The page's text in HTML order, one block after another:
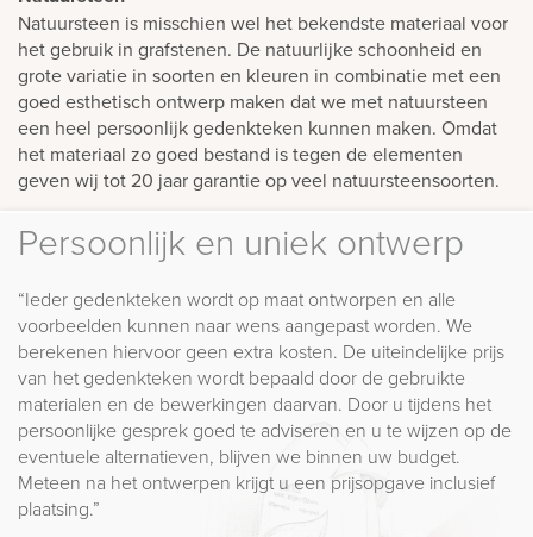
Natuursteen is misschien wel het bekendste materiaal voor
het gebruik in grafstenen. De natuurlijke schoonheid en
grote variatie in soorten en kleuren in combinatie met een
goed esthetisch ontwerp maken dat we met natuursteen
een heel persoonlijk gedenkteken kunnen maken. Omdat
het materiaal zo goed bestand is tegen de elementen
geven wij tot 20 jaar garantie op veel natuursteensoorten.
Persoonlijk en uniek ontwerp
“Ieder gedenkteken wordt op maat ontworpen en alle
voorbeelden kunnen naar wens aangepast worden. We
berekenen hiervoor geen extra kosten. De uiteindelijke prijs
van het gedenkteken wordt bepaald door de gebruikte
materialen en de bewerkingen daarvan. Door u tijdens het
persoonlijke gesprek goed te adviseren en u te wijzen op de
eventuele alternatieven, blijven we binnen uw budget.
Meteen na het ontwerpen krijgt u een prijsopgave inclusief
plaatsing.”